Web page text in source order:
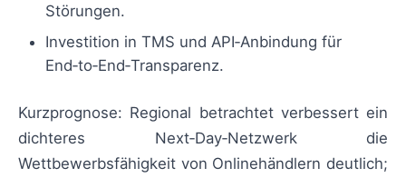
Störungen.
Investition in TMS und API‑Anbindung für
End‑to‑End‑Transparenz.
Kurzprognose: Regional betrachtet verbessert ein
dichteres Next‑Day‑Netzwerk die
Wettbewerbsfähigkeit von Onlinehändlern deutlich;